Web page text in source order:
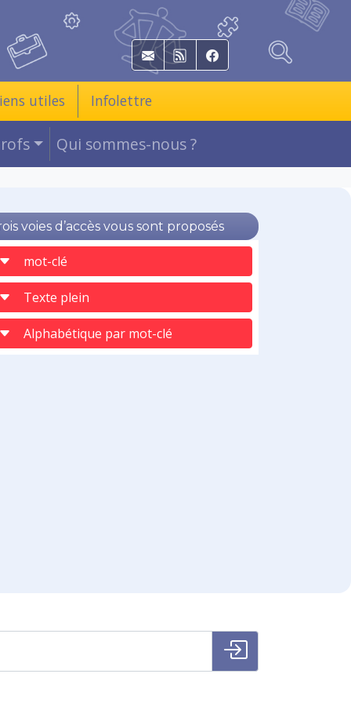
E-mail RSS Facebook
utiles Infolettre
Qui sommes-nous ?
voies d’accès vous sont proposés
mot-clé
Texte plein
Alphabétique par mot-clé